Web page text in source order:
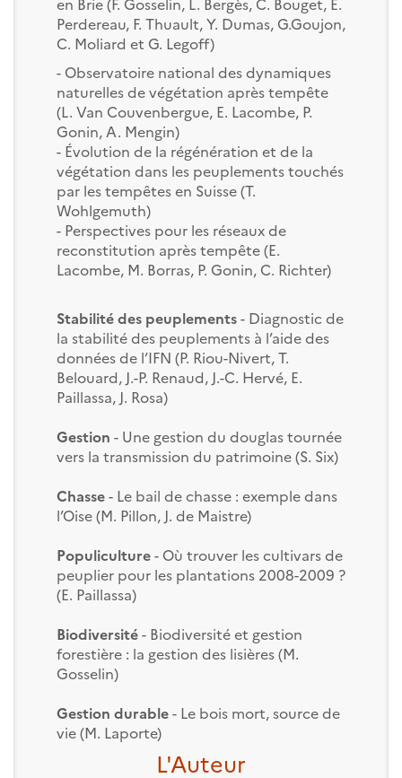
Perdereau, F. Thuault, Y. Dumas, G.Goujon,
C. Moliard et G. Legoff)
- Observatoire national des dynamiques
naturelles de végétation après tempête
(L. Van Couvenbergue, E. Lacombe, P.
Gonin, A. Mengin)
- Évolution de la régénération et de la
végétation dans les peuplements touchés
par les tempêtes en Suisse (T.
Wohlgemuth)
- Perspectives pour les réseaux de
reconstitution après tempête (E.
Lacombe, M. Borras, P. Gonin, C. Richter)
Stabilité des peuplements- Diagnostic de
la stabilité des peuplements à l’aide des
données de l’IFN (P. Riou-Nivert, T.
Belouard, J.-P. Renaud, J.-C. Hervé, E.
Paillassa, J. Rosa)
Gestion - Une gestion du douglas tournée
vers la transmission du patrimoine (S. Six)
Chasse- Le bail de chasse : exemple dans
l’Oise (M. Pillon, J. de Maistre)
Populiculture- Où trouver les cultivars de
peuplier pour les plantations 2008-2009 ?
(E. Paillassa)
Biodiversité- Biodiversité et gestion
forestière : la gestion des lisières (M.
Gosselin)
Gestion durable- Le bois mort, source de
vie (M. Laporte)
L'Auteur